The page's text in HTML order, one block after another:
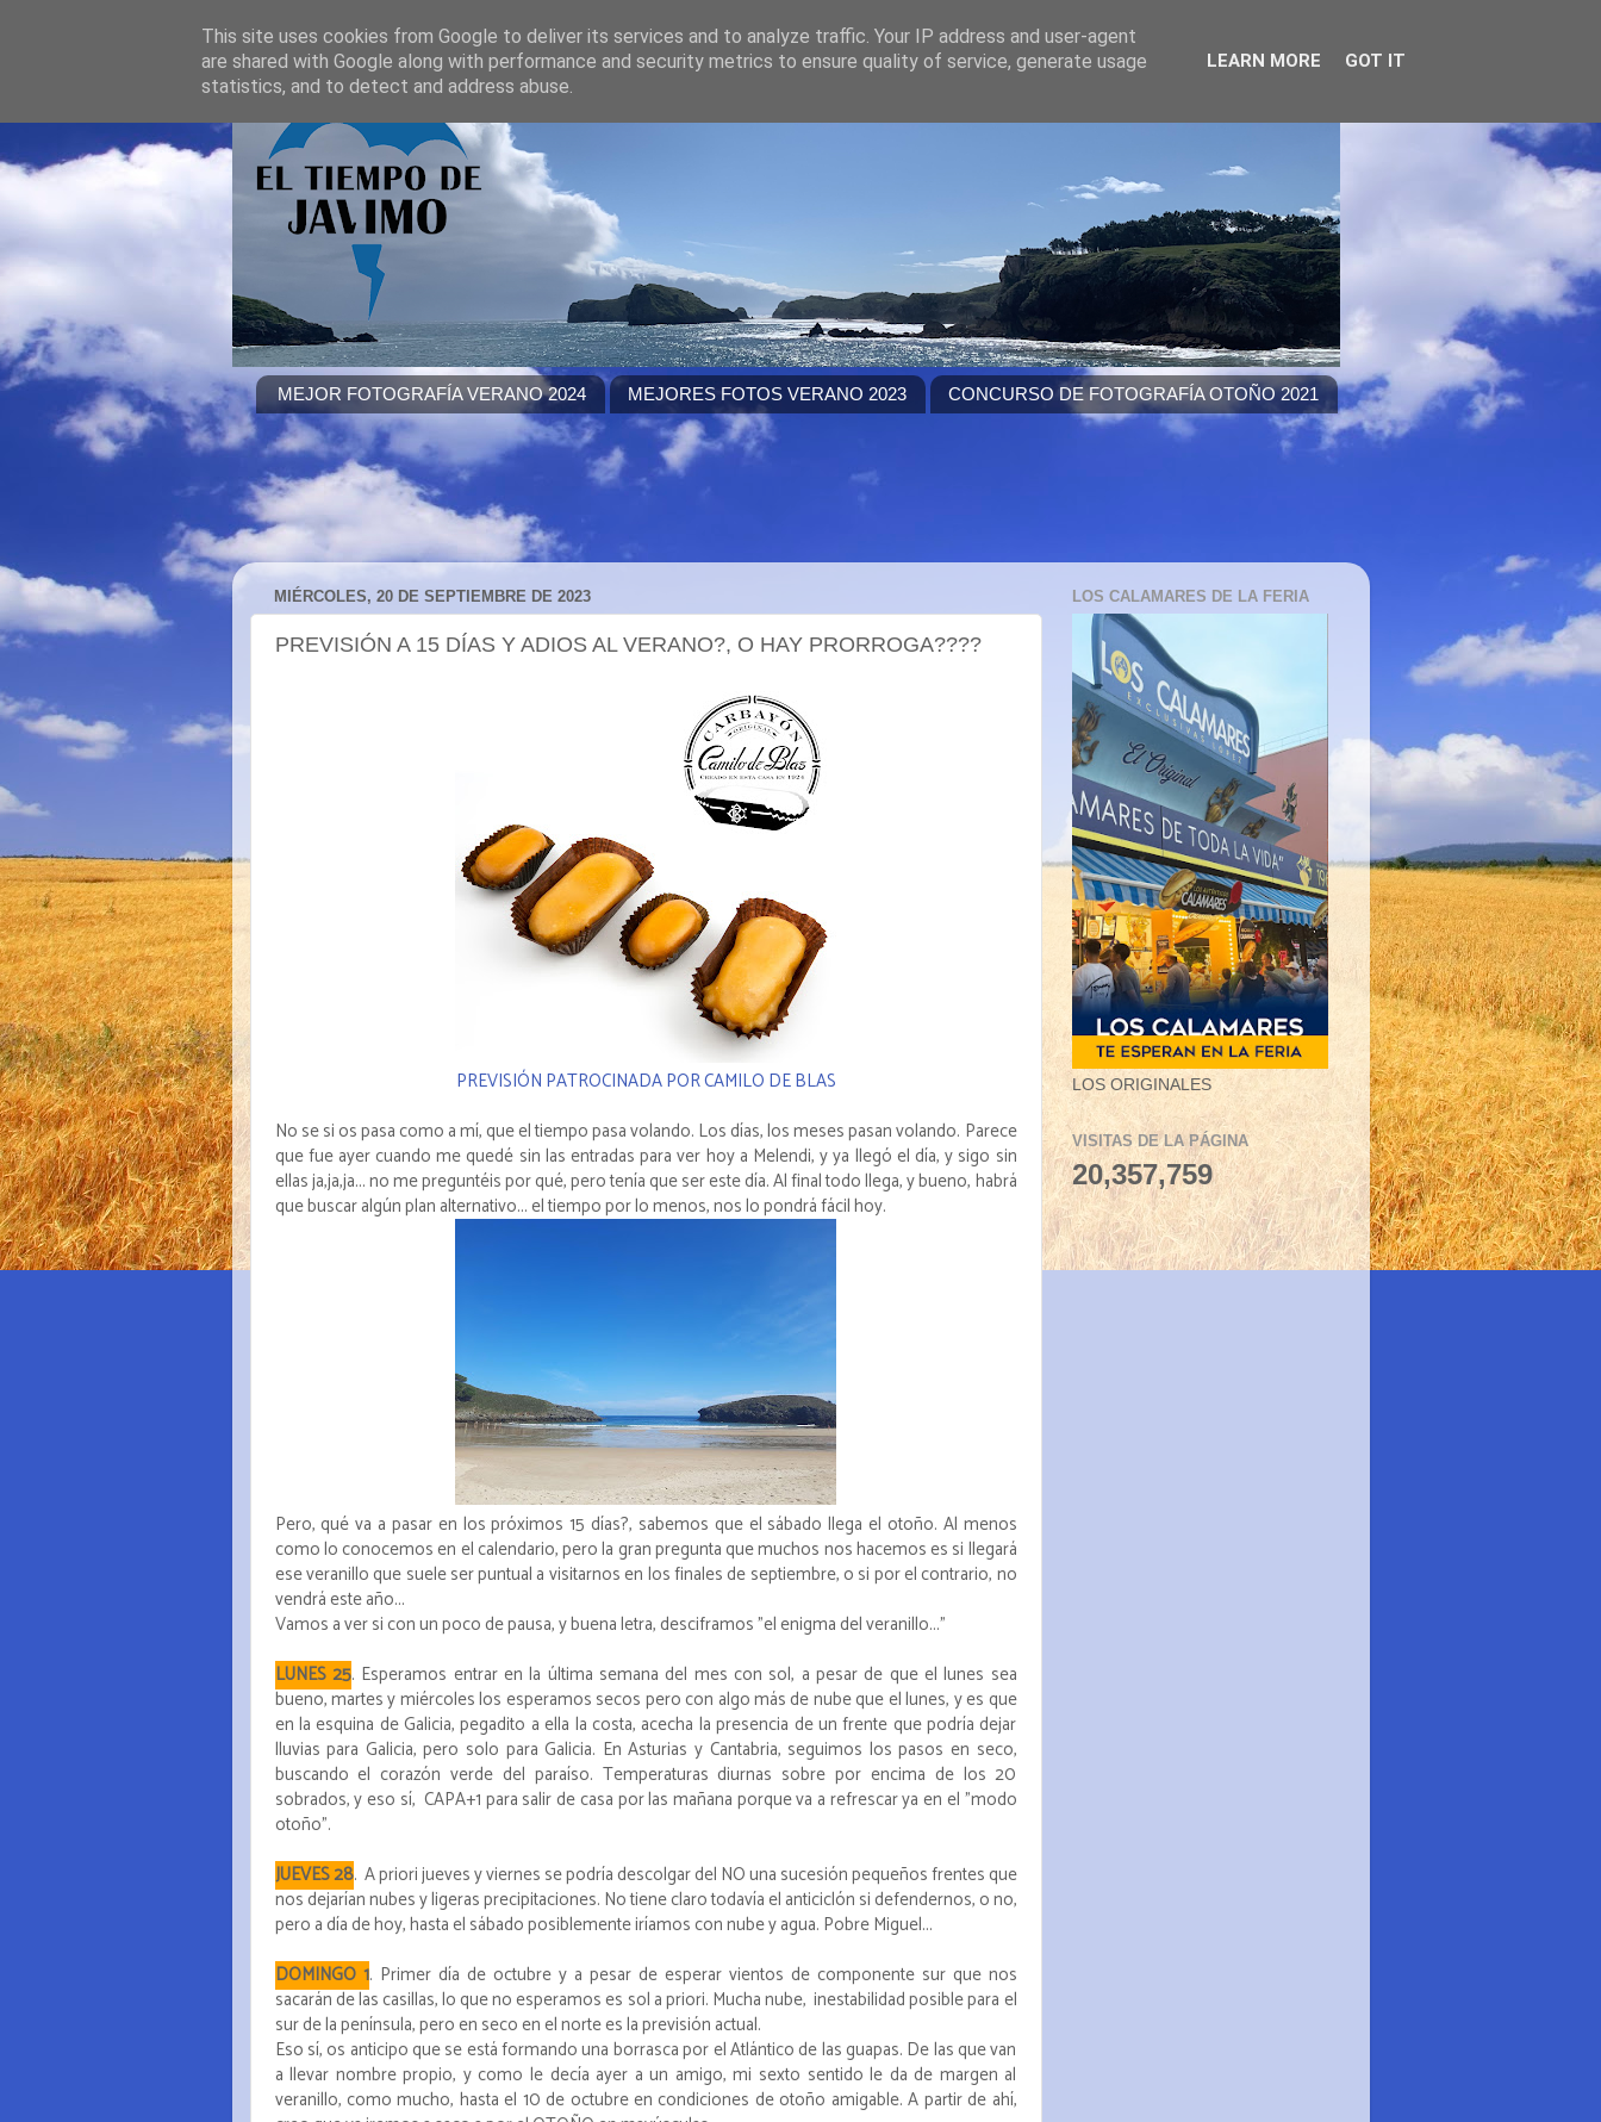
MEJOR FOTOGRAFÍA VERANO 2024 MEJORES FOTOS VERANO 2023 CONCURSO DE FOTOGRAFÍA OTOÑO 2021
MIÉRCOLES, 20 DE SEPTIEMBRE DE 2023
PREVISIÓN A 15 DÍAS Y ADIOS AL VERANO?, O HAY PRORROGA????
PREVISIÓN PATROCINADA POR CAMILO DE BLAS
No se si os pasa como a mí, que el tiempo pasa volando. Los días, los meses pasan volando. Parece
que fue ayer cuando me quedé sin las entradas para ver hoy a Melendi, y ya llegó el día, y sigo sin
ellas ja,ja,ja... no me preguntéis por qué, pero tenía que ser este día. Al final todo llega, y bueno, habrá
que buscar algún plan alternativo... el tiempo por lo menos, nos lo pondrá fácil hoy.
Pero, qué va a pasar en los próximos 15 días?, sabemos que el sábado llega el otoño. Al menos
como lo conocemos en el calendario, pero la gran pregunta que muchos nos hacemos es si llegará
ese veranillo que suele ser puntual a visitarnos en los finales de septiembre, o si por el contrario, no
vendrá este año...
Vamos a ver si con un poco de pausa, y buena letra, desciframos "el enigma del veranillo..."
LUNES 25. Esperamos entrar en la última semana del mes con sol, a pesar de que el lunes sea
bueno, martes y miércoles los esperamos secos pero con algo más de nube que el lunes, y es que
en la esquina de Galicia, pegadito a ella la costa, acecha la presencia de un frente que podría dejar
lluvias para Galicia, pero solo para Galicia. En Asturias y Cantabria, seguimos los pasos en seco,
buscando el corazón verde del paraíso. Temperaturas diurnas sobre por encima de los 20
sobrados, y eso sí, CAPA+1 para salir de casa por las mañana porque va a refrescar ya en el "modo
otoño".
JUEVES 28. A priori jueves y viernes se podría descolgar del NO una sucesión pequeños frentes que
nos dejarían nubes y ligeras precipitaciones. No tiene claro todavía el anticiclón si defendernos, o no,
pero a día de hoy, hasta el sábado posiblemente iríamos con nube y agua. Pobre Miguel...
DOMINGO 1. Primer día de octubre y a pesar de esperar vientos de componente sur que nos
sacarán de las casillas, lo que no esperamos es sol a priori. Mucha nube, inestabilidad posible para el
sur de la península, pero en seco en el norte es la previsión actual.
Eso sí, os anticipo que se está formando una borrasca por el Atlántico de las guapas. De las que van
a llevar nombre propio, y como le decía ayer a un amigo, mi sexto sentido le da de margen al
veranillo, como mucho, hasta el 10 de octubre en condiciones de otoño amigable. A partir de ahí,
LOS CALAMARES DE LA FERIA
LOS ORIGINALES
VISITAS DE LA PÁGINA
20,357,759
This site uses cookies from Google to deliver its services and to analyze traffic. Your IP address and user-agent
are shared with Google along with performance and security metrics to ensure quality of service, generate usage
statistics, and to detect and address abuse.
LEARN MORE GOT IT